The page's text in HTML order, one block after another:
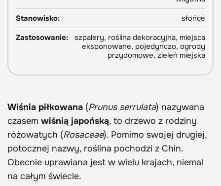
Stanowisko:
słońce
Zastosowanie:
szpalery, roślina dekoracyjna, miejsca
eksponowane, pojedynczo, ogrody
przydomowe, zieleń miejska
Wiśnia piłkowana (Prunus serrulata) nazywana
czasem wiśnią japońską, to drzewo z rodziny
różowatych (Rosaceae). Pomimo swojej drugiej,
potocznej nazwy, roślina pochodzi z Chin.
Obecnie uprawiana jest w wielu krajach, niemal
na całym świecie.